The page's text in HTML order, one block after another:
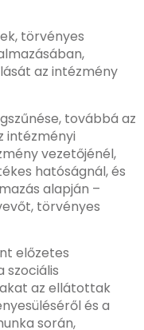
törvényes
az intézmény
továbbá az
intézményi
vezetőjénél,
hatóságnál, és
alapján –
törvényes
előzetes
szociális
az ellátottak
és a
során,